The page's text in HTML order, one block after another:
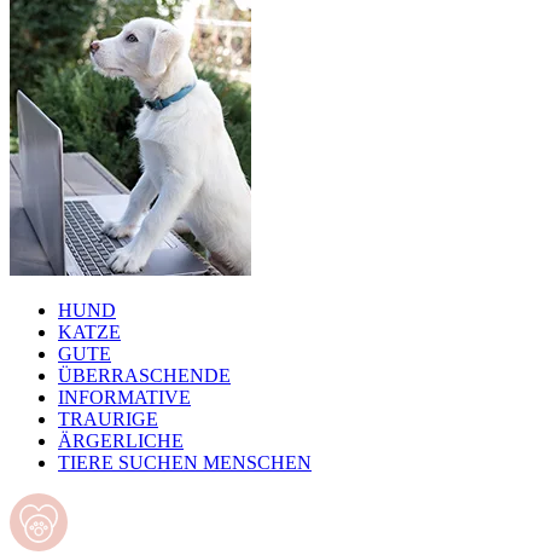
HUND
KATZE
GUTE
ÜBERRASCHENDE
INFORMATIVE
TRAURIGE
ÄRGERLICHE
TIERE SUCHEN MENSCHEN